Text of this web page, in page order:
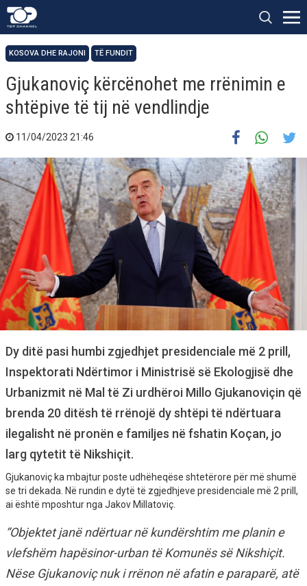
KOSOVA DHE RAJONI TË FUNDIT
Gjukanoviç kërcënohet me rrënimin e
shtëpive të tij në vendlindje
11/04/2023 21:46
Dy ditë pasi humbi zgjedhjet presidenciale më 2 prill,
Inspektorati Ndërtimor i Ministrisë së Ekologjisë dhe
Urbanizmit në Mal të Zi urdhëroi Millo Gjukanoviçin që
brenda 20 ditësh të rrënojë dy shtëpi të ndërtuara
ilegalisht në pronën e familjes në fshatin Koçan, jo
larg qytetit të Nikshiçit.
Gjukanoviç ka mbajtur poste udhëheqëse shtetërore për më shumë
se tri dekada. Në rundin e dytë të zgjedhjeve presidenciale më 2 prill,
ai është mposhtur nga Jakov Millatoviç.
“Objektet janë ndërtuar në kundërshtim me planin e
vlefshëm hapësinor-urban të Komunës së Nikshiçit.
Nëse Gjukanoviç nuk i rrënon në afatin e paraparë, atë